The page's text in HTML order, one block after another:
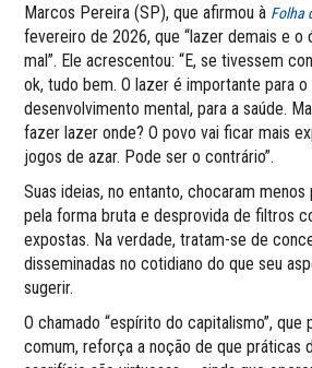
Marcos Pereira (SP), que afirmou à Folha
fevereiro de 2026, que “lazer demais e o
mal”. Ele acrescentou: “E, se tivessem
ok, tudo bem. O lazer é importante para o
desenvolvimento mental, para a saúde.
fazer lazer onde? O povo vai ficar mais
jogos de azar. Pode ser o contrário”.
Suas ideias, no entanto, chocaram
pela forma bruta e desprovida de filtros
expostas. Na verdade, tratam-se de
disseminadas no cotidiano do que seu
sugerir.
O chamado “espírito do capitalismo”, que
comum, reforça a noção de que práticas